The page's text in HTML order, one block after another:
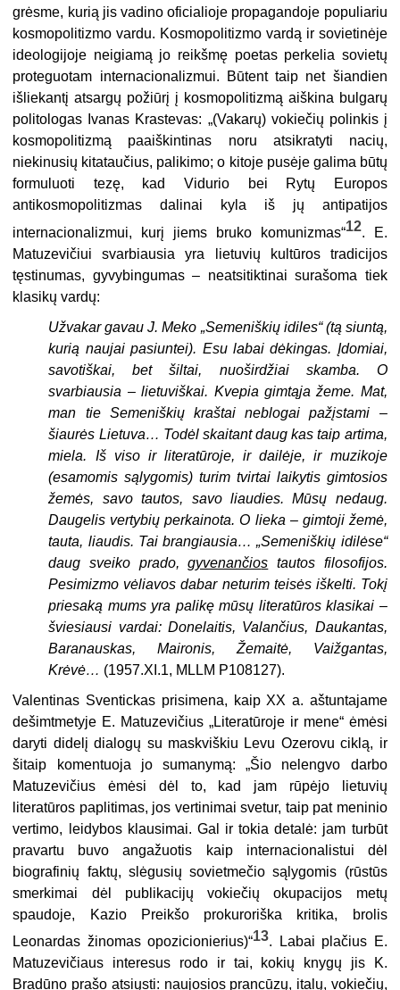
grėsme, kurią jis vadino oficialioje propagandoje populiariu
kosmopolitizmo vardu. Kosmopolitizmo vardą ir sovietinėje
ideologijoje neigiamą jo reikšmę poetas perkelia sovietų
proteguotam internacionalizmui. Būtent taip net šiandien
išliekantį atsargų požiūrį į kosmopolitizmą aiškina bulgarų
politologas Ivanas Krastevas: „(Vakarų) vokiečių polinkis į
kosmopolitizmą paaiškintinas noru atsikratyti nacių,
niekinusių kitataučius, palikimo; o kitoje pusėje galima būtų
formuluoti tezę, kad Vidurio bei Rytų Europos
antikosmopolitizmas dalinai kyla iš jų antipatijos
internacionalizmui, kurį jiems bruko komunizmas“12. E.
Matuzevičiui svarbiausia yra lietuvių kultūros tradicijos
tęstinumas, gyvybingumas – neatsitiktinai surašoma tiek
klasikų vardų:
Užvakar gavau J. Meko „Semeniškių idiles“ (tą siuntą,
kurią naujai pasiuntei). Esu labai dėkingas. Įdomiai,
savotiškai, bet šiltai, nuoširdžiai skamba. O
svarbiausia – lietuviškai. Kvepia gimtąja žeme. Mat,
man tie Semeniškių kraštai neblogai pažįstami –
šiaurės Lietuva… Todėl skaitant daug kas taip artima,
miela. Iš viso ir literatūroje, ir dailėje, ir muzikoje
(esamomis sąlygomis) turim tvirtai laikytis gimtosios
žemės, savo tautos, savo liaudies. Mūsų nedaug.
Daugelis vertybių perkainota. O lieka – gimtoji žemė,
tauta, liaudis. Tai brangiausia… „Semeniškių idilėse“
daug sveiko prado,gyvenančios tautos filosofijos.
Pesimizmo vėliavos dabar neturim teisės iškelti. Tokį
priesaką mums yra palikę mūsų literatūros klasikai –
šviesiausi vardai: Donelaitis, Valančius, Daukantas,
Baranauskas, Maironis, Žemaitė, Vaižgantas,
Krėvė… (1957.XI.1, MLLM P108127).
Valentinas Sventickas prisimena, kaip XX a. aštuntajame
dešimtmetyje E. Matuzevičius „Literatūroje ir mene“ ėmėsi
daryti didelį dialogų su maskviškiu Levu Ozerovu ciklą, ir
šitaip komentuoja jo sumanymą: „Šio nelengvo darbo
Matuzevičius ėmėsi dėl to, kad jam rūpėjo lietuvių
literatūros paplitimas, jos vertinimai svetur, taip pat meninio
vertimo, leidybos klausimai. Gal ir tokia detalė: jam turbūt
pravartu buvo angažuotis kaip internacionalistui dėl
biografinių faktų, slėgusių sovietmečio sąlygomis (rūstūs
smerkimai dėl publikacijų vokiečių okupacijos metų
spaudoje, Kazio Preikšo prokuroriška kritika, brolis
Leonardas žinomas opozicionierius)“13. Labai plačius E.
Matuzevičiaus interesus rodo ir tai, kokių knygų jis K.
Bradūno prašo atsiųsti: naujosios prancūzų, italų, vokiečių,